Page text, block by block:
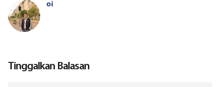
oi
Tinggalkan Balasan